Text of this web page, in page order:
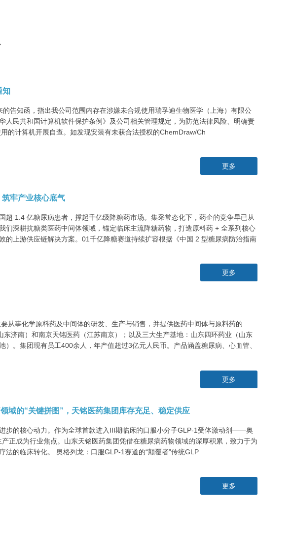
知
告知函，指出我公司范围内存在涉嫌未合规使用瑞孚迪生物医学（上海）有限公
民共和国计算机软件保护条例》及公司相关管理规定，为防范法律风险、明确责
的计算机开展自查。如发现安装有未获合法授权的ChemDraw/Ch
更多
牢产业核心底气
1.4 亿糖尿病患者，撑起千亿级降糖药市场。集采常态化下，药企的竞争早已从
深耕抗糖类医药中间体领域，锚定临床主流降糖药物，打造原料药 + 全系列核心
的上游供应链解决方案。01千亿降糖赛道持续扩容根据《中国 2 型糖尿病防治指南
更多
从事化学原料药及中间体的研发、生产与销售，并提供医药中间体与原料药的
济南）和南京天铭医药（江苏南京）；以及三大生产基地：山东四环药业（山东
。集团现有员工400余人，年产值超过3亿元人民币。产品涵盖糖尿病、心血管、
更多
的“关键拼图”，天铭医药集团库存充足、稳定供应
步的核心动力。作为全球首款进入III期临床的口服小分子GLP-1受体激动剂——奥
正成为行业焦点。山东天铭医药集团凭借在糖尿病药物领域的深厚积累，致力于为
的临床转化。 奥格列龙：口服GLP-1赛道的“颠覆者”传统GLP
更多